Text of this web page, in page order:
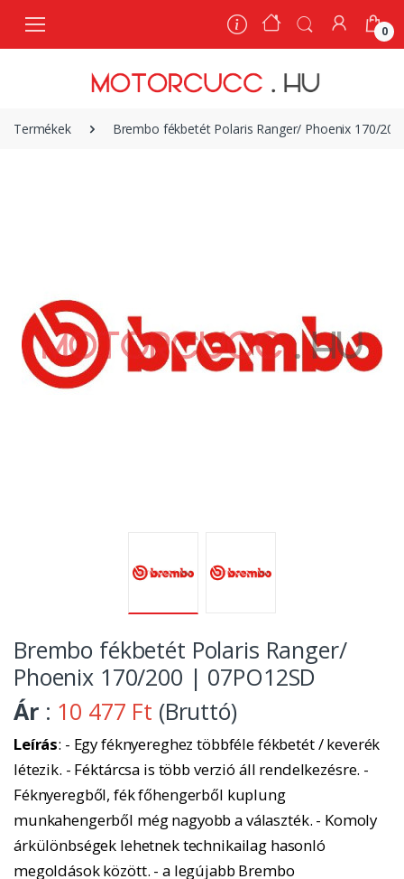
0
Termékek Brembo fékbetét Polaris Ranger/ Phoenix 170/
Brembo fékbetét Polaris Ranger/
Phoenix 170/200 | 07PO12SD
Ár : 10 477 Ft (Bruttó)
Leírás: - Egy féknyereghez többféle fékbetét / keverék
létezik. - Féktárcsa is több verzió áll rendelkezésre. -
Féknyeregből, fék főhengerből kuplung
munkahengerből még nagyobb a választék. - Komoly
árkülönbségek lehetnek technikailag hasonló
megoldások között. - a legújabb Brembo
0